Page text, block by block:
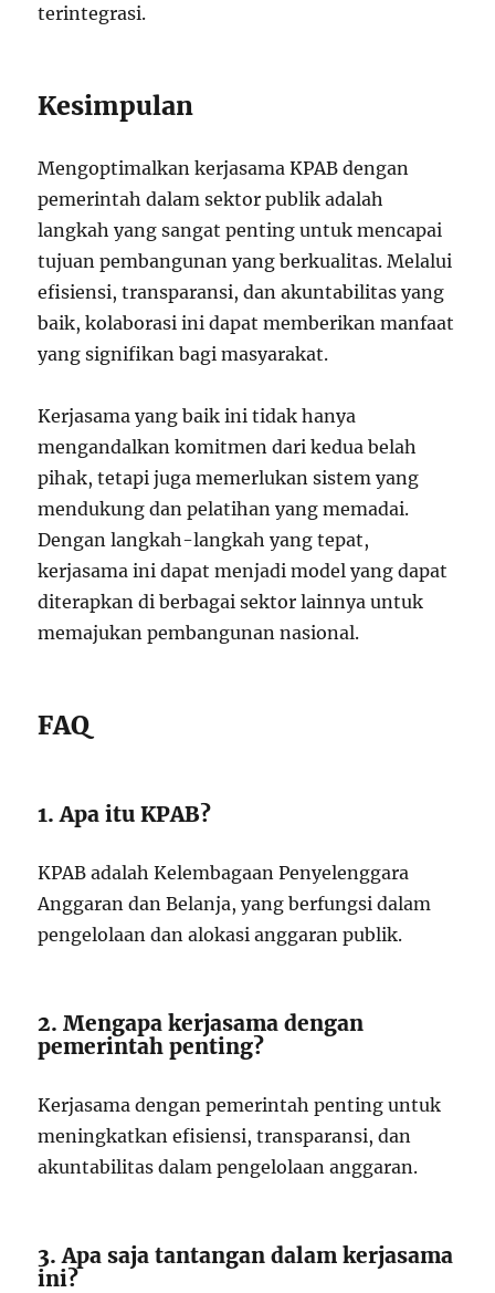
terintegrasi.
Kesimpulan
Mengoptimalkan kerjasama KPAB dengan
pemerintah dalam sektor publik adalah
langkah yang sangat penting untuk mencapai
tujuan pembangunan yang berkualitas. Melalui
efisiensi, transparansi, dan akuntabilitas yang
baik, kolaborasi ini dapat memberikan manfaat
yang signifikan bagi masyarakat.
Kerjasama yang baik ini tidak hanya
mengandalkan komitmen dari kedua belah
pihak, tetapi juga memerlukan sistem yang
mendukung dan pelatihan yang memadai.
Dengan langkah-langkah yang tepat,
kerjasama ini dapat menjadi model yang dapat
diterapkan di berbagai sektor lainnya untuk
memajukan pembangunan nasional.
FAQ
1. Apa itu KPAB?
KPAB adalah Kelembagaan Penyelenggara
Anggaran dan Belanja, yang berfungsi dalam
pengelolaan dan alokasi anggaran publik.
2. Mengapa kerjasama dengan
pemerintah penting?
Kerjasama dengan pemerintah penting untuk
meningkatkan efisiensi, transparansi, dan
akuntabilitas dalam pengelolaan anggaran.
3. Apa saja tantangan dalam kerjasama
ini?